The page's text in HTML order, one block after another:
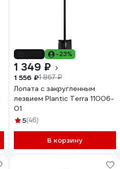
-23%
1 349 ₽
1 556 ₽1 867 ₽
Лопата с закругленным
лезвием Plantic Terra 11006-
01
5(46)
В корзину